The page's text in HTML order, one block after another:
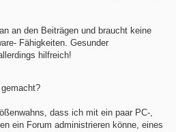
an den Beiträgen und braucht keine
Fähigkeiten. Gesunder
hilfreich!
dass ich mit ein paar PC-,
ein Forum administrieren könne, eines